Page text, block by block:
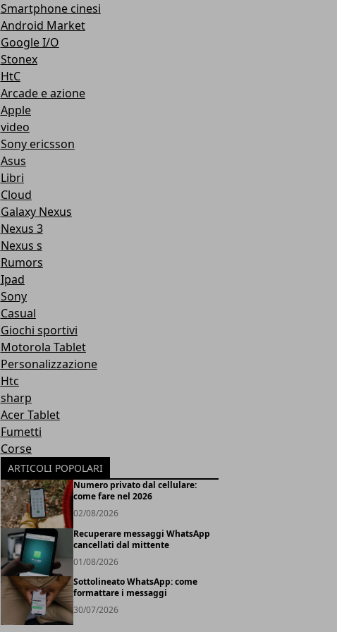
Smartphone cinesi
Android Market
Google I/O
Stonex
HtC
Arcade e azione
Apple
video
Sony ericsson
Asus
Libri
Cloud
Galaxy Nexus
Nexus 3
Nexus s
Rumors
Ipad
Sony
Casual
Giochi sportivi
Motorola Tablet
Personalizzazione
Htc
sharp
Acer Tablet
Fumetti
Corse
ARTICOLI POPOLARI
Numero privato dal cellulare:
come fare nel 2026
02/08/2026
Recuperare messaggi WhatsApp
cancellati dal mittente
01/08/2026
Sottolineato WhatsApp: come
formattare i messaggi
30/07/2026